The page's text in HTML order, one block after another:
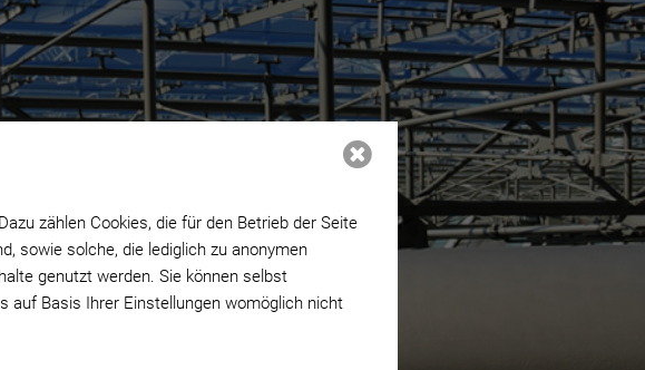
zählen Cookies, die für den Betrieb der Seite
sowie solche, die lediglich zu anonymen
genutzt werden. Sie können selbst
auf Basis Ihrer Einstellungen womöglich nicht